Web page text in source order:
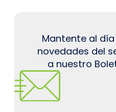
Mantente al
novedades del
a nuestro